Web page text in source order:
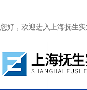
您好，欢迎进入上海抚生实